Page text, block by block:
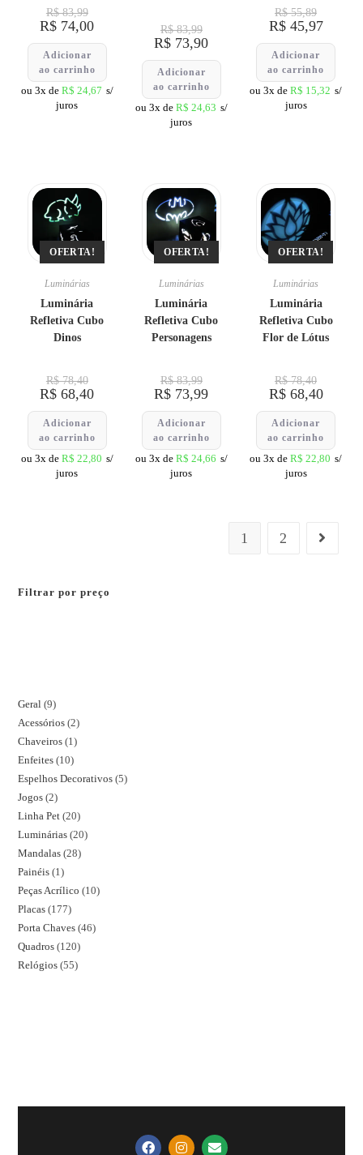
R$83,99
R$ 74,00
Adicionar
ao carrinho
ou 3x de R$ 24,67 s/
juros
R$83,99
R$ 73,90
Adicionar
ao carrinho
ou 3x de R$ 24,63 s/
juros
R$55,89
R$45,97
Adicionar
ao carrinho
ou 3x deR$ 15,32 s/
juros
OFERTA!
Luminárias
Luminária
Refletiva Cubo
Dinos
R$78,40
R$ 68,40
Adicionar
ao carrinho
ou 3x de R$ 22,80 s/
juros
OFERTA!
Luminárias
Luminária
Refletiva Cubo
Personagens
R$83,99
R$ 73,99
Adicionar
ao carrinho
ou 3x de R$ 24,66 s/
juros
OFERTA!
Luminárias
Luminária
Refletiva Cubo
Flor de Lótus
R$78,40
R$68,40
Adicionar
ao carrinho
ou 3x deR$ 22,80 s/
juros
1 2
Filtrar por preço
Geral 9
Acessórios 2
Chaveiros 1
Enfeites 10
Espelhos Decorativos 5
Jogos 2
Linha Pet 20
Luminárias 20
Mandalas 28
Painéis 1
Peças Acrílico 10
Placas 177
Porta Chaves 46
Quadros 120
Relógios 55